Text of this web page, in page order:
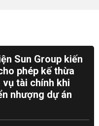
Sun Group kiến
phép kế thừa
vụ tài chính khi
nhượng dự án